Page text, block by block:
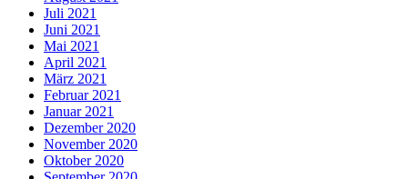
Juli 2021
Juni 2021
Mai 2021
April 2021
März 2021
Februar 2021
Januar 2021
Dezember 2020
November 2020
Oktober 2020